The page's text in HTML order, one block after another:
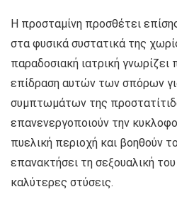
Η προσταμίνη προσθέτει
στα φυσικά συστατικά της
παραδοσιακή ιατρική
επίδραση αυτών των σπόρων
συμπτωμάτων της
επανενεργοποιούν την
πυελική περιοχή και βοηθούν
επανακτήσει τη σεξουαλική
καλύτερες στύσεις.